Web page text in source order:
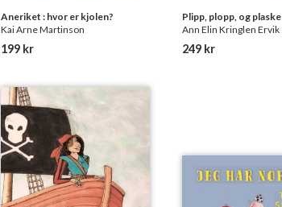
Aneriket : hvor er kjolen?
Kai Arne Martinson
199 kr
Plipp, plopp, og plaske
Ann Elin Kringlen Ervik
249 kr